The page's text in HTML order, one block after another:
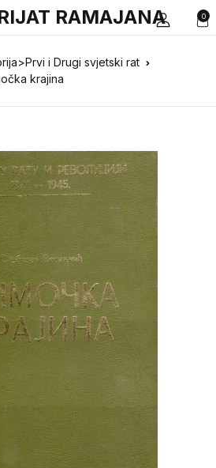
0
RAMAJANA
i Drugi svjetski rat
krajina